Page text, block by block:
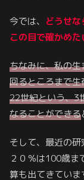
今では、 どうせ
この目で確かめ
ちなみに、私の
回るところまで
22世紀という、3
なることができる
そして、最近の
２０％は100歳ま
算も出てきてい